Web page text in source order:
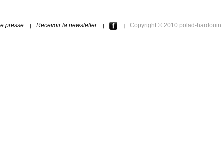
presse Recevoir la newsletter Copyright © 2010 polad-hardouin